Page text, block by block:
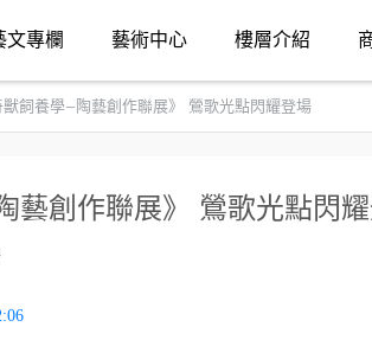
文專欄 藝術中心 樓層介紹
獸飼養學—陶藝創作聯展》 鶯歌光點閃耀登場
藝創作聯展》 鶯歌光點閃